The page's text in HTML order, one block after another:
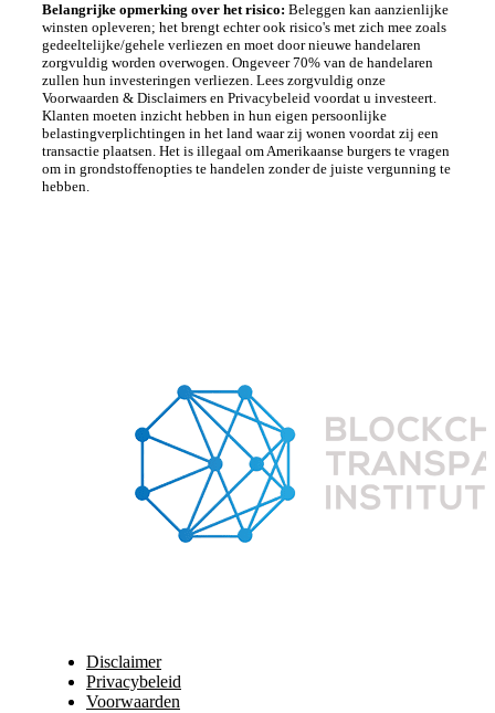
Belangrijke opmerking over het risico: Beleggen kan aanzienlijke
winsten opleveren; het brengt echter ook risico's met zich mee zoals
gedeeltelijke/gehele verliezen en moet door nieuwe handelaren
zorgvuldig worden overwogen. Ongeveer 70% van de handelaren
zullen hun investeringen verliezen. Lees zorgvuldig onze
Voorwaarden & Disclaimers en Privacybeleid voordat u investeert.
Klanten moeten inzicht hebben in hun eigen persoonlijke
belastingverplichtingen in het land waar zij wonen voordat zij een
transactie plaatsen. Het is illegaal om Amerikaanse burgers te vragen
om in grondstoffenopties te handelen zonder de juiste vergunning te
hebben.
Disclaimer
Privacybeleid
Voorwaarden